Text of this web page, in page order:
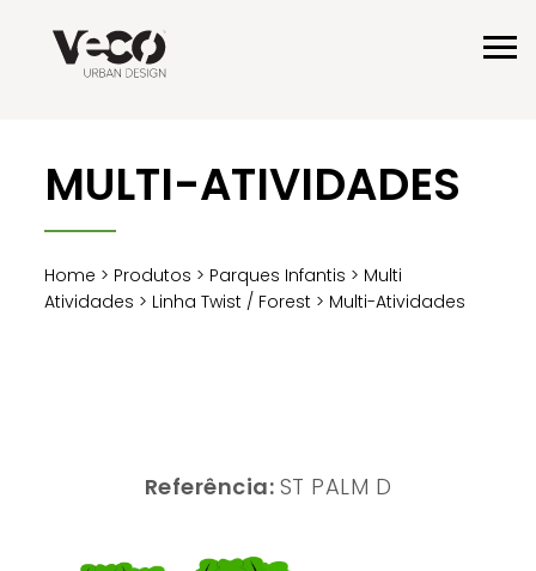
MULTI-ATIVIDADES
Home > Produtos > Parques Infantis > Multi
Atividades > Linha Twist / Forest > Multi-Atividades
Referência: ST PALM D